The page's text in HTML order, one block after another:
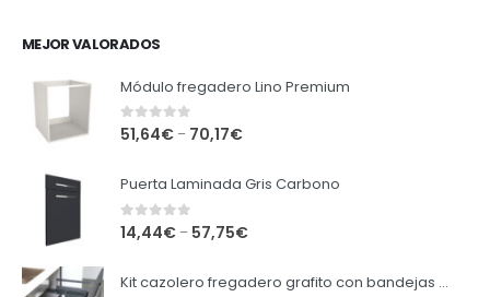
MEJOR VALORADOS
Módulo fregadero Lino Premium
0out of 5
51,64€ – 70,17€
Puerta Laminada Gris Carbono
0 out of 5
14,44€ – 57,75€
Kit cazolero fregadero grafito con bandejas extraibles.